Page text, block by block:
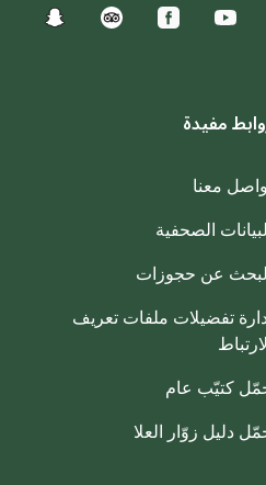
مفيدة
معنا
الصحفية
عن حجوزات
تفضيلات ملفات تعريف
كتيّب عام
دليل زوّار العلا